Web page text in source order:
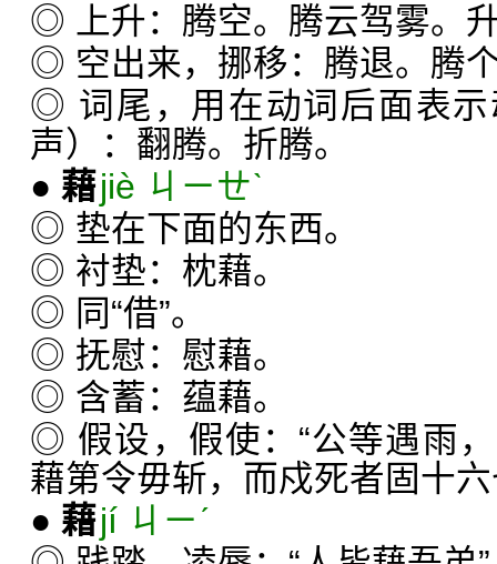
◎ 上升：腾空。腾云驾雾。
◎ 空出来，挪移：腾退。腾
◎ 词尾，用在动词后面表
声）：翻腾。折腾。
● 藉jiè ㄐㄧㄝˋ
◎ 垫在下面的东西。
◎ 衬垫：枕藉。
◎ 同“借”。
◎ 抚慰：慰藉。
◎ 含蓄：蕴藉。
◎ 假设，假使：“公等遇雨
藉第令毋斩，而戍死者固十六
● 藉jí ㄐㄧˊ